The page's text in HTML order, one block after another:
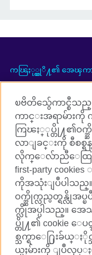
ကၽြႏု္ပ္တုိ႔၏ အေၾက
အဂၤလိပ္ဘာသာစကားသင္
ကြၽႏ္ုပ္တို႔ႏွင့္ ခ်ိတ္ဆက္ပါ
Facebook
British Council Global
Cookies
Sitemap
ၿဗိတိသွ်ေကာင္စီသည္
ကာင္းအရာမ်ားကို
ကြၽႏ္ုပ္တို႔၏ဝက္
လာျခင္းကို စီစ
လိုက္ေလ်ာညီေထြျ
first-party
ကိုအသုံးျပဳပါသည္။
ဝက္ဘ္ဆိုက္လည္ပတ္ရန္လို
က္လိုအပ္ပါသည္။ အေ
ပ္တို႔၏ cookie ေ
စ္သက္ရာေ႐ြးခ်ယ္
ယ္မႈမ်ားကို ျပဳလုပ္